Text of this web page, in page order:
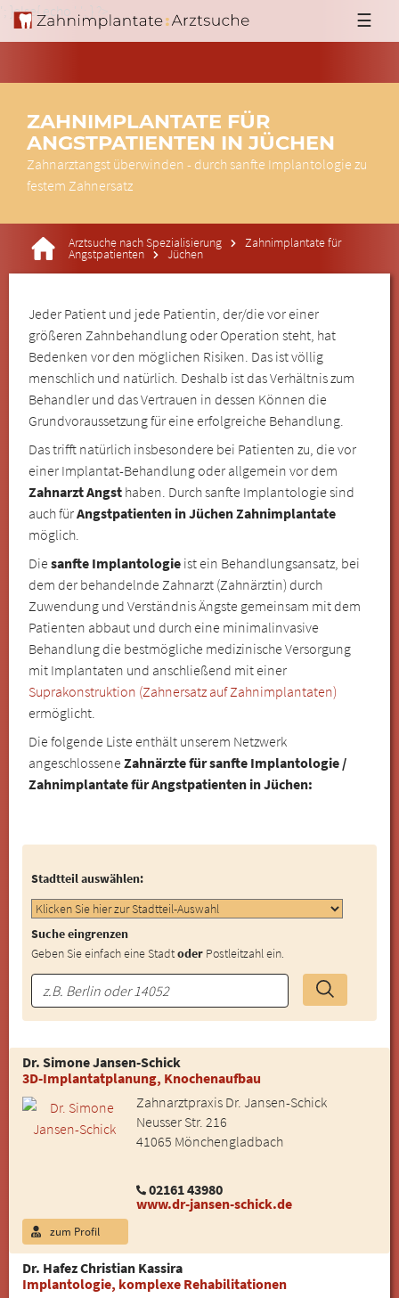
'; }else{ echo ' '; } ?> ☰
ZAHNIMPLANTATE FÜR
ANGSTPATIENTEN IN JÜCHEN
Zahnarztangst überwinden - durch sanfte Implantologie zu
festem Zahnersatz
Arztsuche nach Spezialisierung Zahnimplantate für
Angstpatienten Jüchen
Jeder Patient und jede Patientin, der/die vor einer
größeren Zahnbehandlung oder Operation steht, hat
Bedenken vor den möglichen Risiken. Das ist völlig
menschlich und natürlich. Deshalb ist das Verhältnis zum
Behandler und das Vertrauen in dessen Können die
Grundvoraussetzung für eine erfolgreiche Behandlung.
Das trifft natürlich insbesondere bei Patienten zu, die vor
einer Implantat-Behandlung oder allgemein vor dem
Zahnarzt Angst haben. Durch sanfte Implantologie sind
auch fürAngstpatienten in Jüchen Zahnimplantate
möglich.
Diesanfte Implantologie ist ein Behandlungsansatz, bei
dem der behandelnde Zahnarzt (Zahnärztin) durch
Zuwendung und Verständnis Ängste gemeinsam mit dem
Patienten abbaut und durch eine minimalinvasive
Behandlung die bestmögliche medizinische Versorgung
mit Implantaten und anschließend mit einer
Suprakonstruktion (Zahnersatz auf Zahnimplantaten)
ermöglicht.
Die folgende Liste enthält unserem Netzwerk
angeschlosseneZahnärzte für sanfte Implantologie /
Zahnimplantate für Angstpatienten in Jüchen:
Stadtteil auswählen:
Suche eingrenzen
Geben Sie einfach eine Stadtoder Postleitzahl ein.
Dr. Simone Jansen-Schick
3D-Implantatplanung, Knochenaufbau
Zahnarztpraxis Dr. Jansen-Schick
Neusser Str. 216
41065 Mönchengladbach
02161 43980
www.dr-jansen-schick.de
zum Profil
Dr. Hafez Christian Kassira
Implantologie, komplexe Rehabilitationen